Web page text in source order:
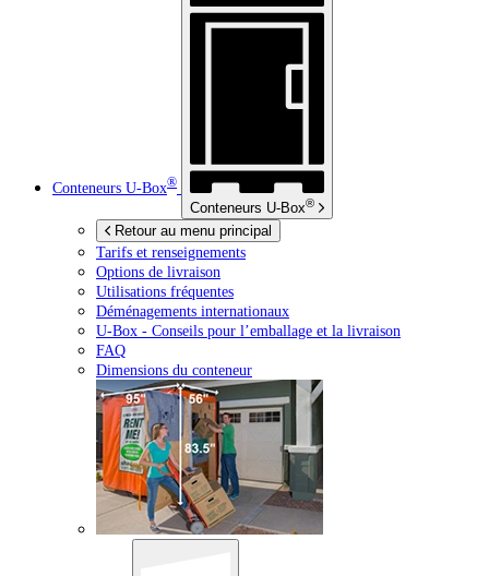
Conteneurs U-Box®
Conteneurs U-Box®
Retour au menu principal
Tarifs et renseignements
Options de livraison
Utilisations fréquentes
Déménagements internationaux
U-Box - Conseils pour l’emballage et la livraison
FAQ
Dimensions du conteneur